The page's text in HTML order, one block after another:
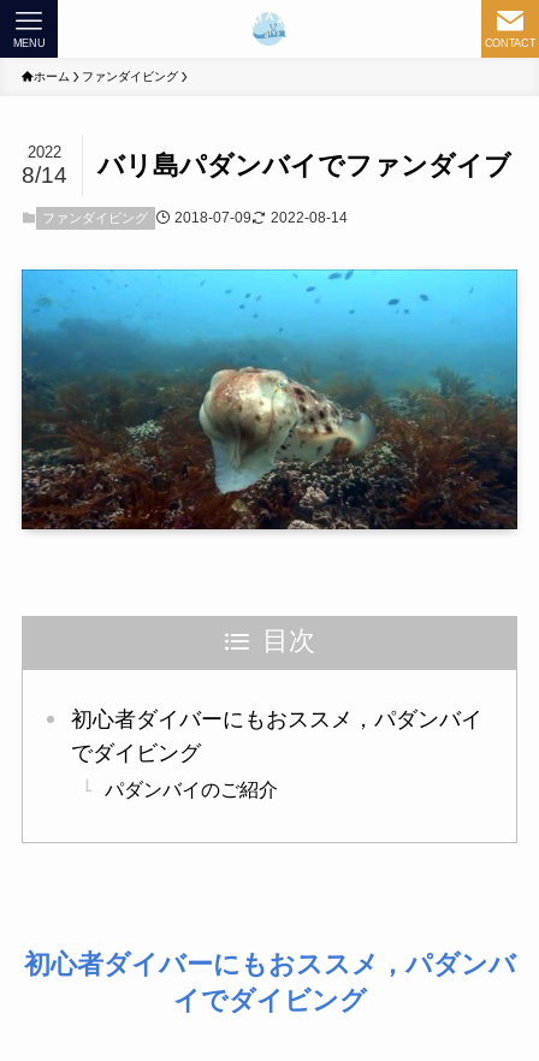
CONTACT
MENU
ホーム ファンダイビング
バリ島パダンバイでファンダイブ
2022
8/14
ファンダイビング 2018-07-09 2022-08-14
目次
初心者ダイバーにもおススメ，パダンバイ
でダイビング
パダンバイのご紹介
初心者ダイバーにもおススメ，パダンバ
イでダイビング